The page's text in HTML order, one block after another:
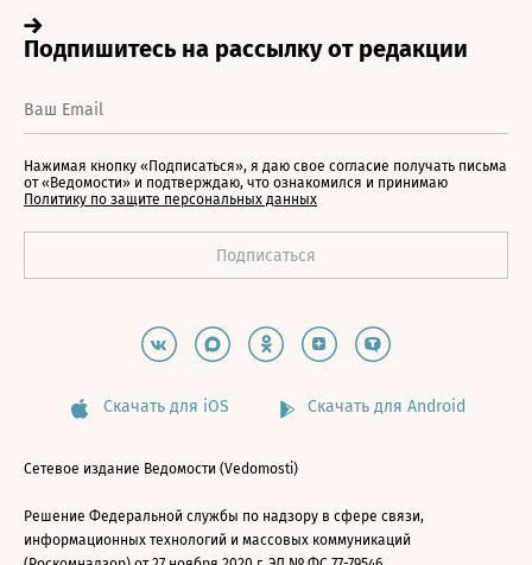
Нажимая кнопку «Подписаться», я даю свое согласие получать письма
от «Ведомости» и подтверждаю, что ознакомился и принимаю
Политику по защите персональных данных
Скачать для iOS Скачать для Android
Сетевое издание Ведомости (Vedomosti)
Решение Федеральной службы по надзору в сфере связи,
информационных технологий и массовых коммуникаций